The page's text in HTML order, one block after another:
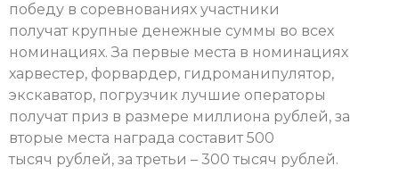
победу в соревнованиях участники
получат крупные денежные суммы во всех
номинациях. За первые места в номинациях
харвестер, форвардер, гидроманипулятор,
экскаватор, погрузчик лучшие операторы
получат приз в размере миллиона рублей, за
вторые места награда составит 500
тысяч рублей, за третьи – 300 тысяч рублей.